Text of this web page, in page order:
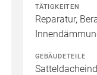
TÄTIGKEITEN
Reparatur,
GEBÄUDETEILE